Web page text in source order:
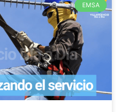
EMSA